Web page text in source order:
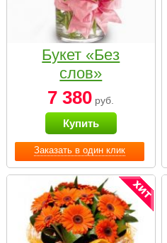
Заказать в один клик
Букет «Без
слов»
7 380 руб.
Купить